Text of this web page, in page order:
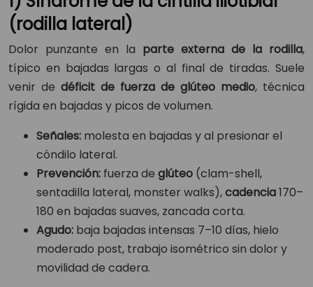
(rodilla lateral)
Dolor punzante en la parte externa de la rodilla,
típico en bajadas largas o al final de tiradas. Suele
venir de déficit de fuerza de glúteo medio, técnica
rígida en bajadas y picos de volumen.
Señales: molesta en bajadas y al presionar el
cóndilo lateral.
Prevención: fuerza de glúteo (clam-shell,
sentadilla lateral, monster walks),cadencia170–
180 en bajadas suaves, zancada corta.
Agudo: baja bajadas intensas 7–10 días, hielo
moderado post, trabajo isométrico sin dolor y
movilidad de cadera.